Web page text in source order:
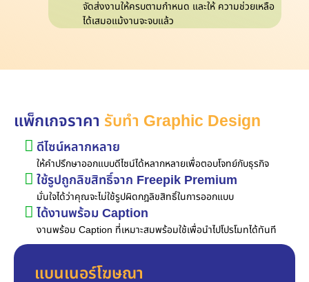
จัดส่งงานให้ครบตามกำหนด และให้ ความช่วยเหลือ
ได้เสมอแม้งานจะจบแล้ว
แพ็กเกจราคา รับทำ Graphic Design
ดีไซน์หลากหลาย
ให้คำปรึกษาออกแบบดีไซน์ได้หลากหลายเพื่อตอบโจทย์กับธุรกิจ
ใช้รูปถูกลิขสิทธิ์จาก Freepik Premium
มั่นใจได้ว่าคุณจะไม่ใช้รูปผิดกฎลิขสิทธิ์ในการออกแบบ
ได้งานพร้อม Caption
งานพร้อม Caption ที่เหมาะสมพร้อมใช้เพื่อนำไปโปรโมทได้ทันที
แบนเนอร์โฆษณา